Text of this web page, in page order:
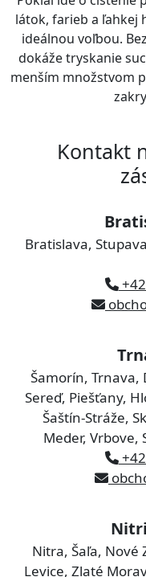
látok, farieb a ľahkej
ideálnou voľbou.
dokáže tryskanie
menším množstvom
Kontakt
Bratislava,
Šamorín, Trnava,
Sereď, Piešťany,
Šaštín-Stráže,
Meder, Vrbove,
Nitra, Šaľa, Nové
Levice, Zlaté